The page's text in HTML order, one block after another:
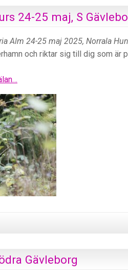
24-25 maj, S
Alm 24-25 maj 2025, Norrala
och riktar sig till dig som är
Gävleborg